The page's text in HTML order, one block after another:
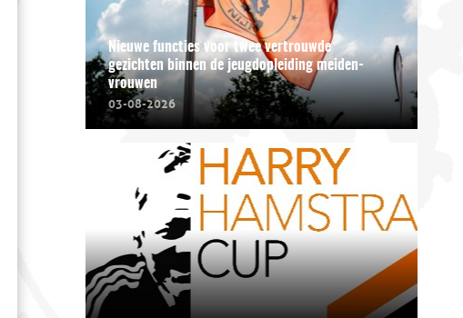
Nieuwe functies voor twee vertrouwde
gezichten binnen de jeugdopleiding meiden-
vrouwen
03-08-2026